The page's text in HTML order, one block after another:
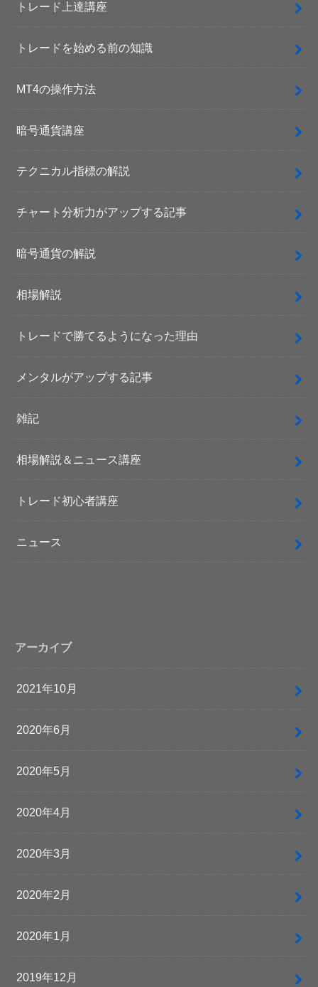
トレード上達講座
トレードを始める前の知識
MT4の操作方法
暗号通貨講座
テクニカル指標の解説
チャート分析力がアップする記事
暗号通貨の解説
相場解説
トレードで勝てるようになった理由
メンタルがアップする記事
雑記
相場解説＆ニュース講座
トレード初心者講座
ニュース
アーカイブ
2021年10月
2020年6月
2020年5月
2020年4月
2020年3月
2020年2月
2020年1月
2019年12月